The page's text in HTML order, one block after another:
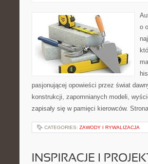
o
pasjonującej opowieści przez świat
konstrukcji, zapomnianych modeli,
zapisały się w pamięci kierowców.
CATEGORIES: ZAWODY I RYWALIZACJA
INSPIRACJE I